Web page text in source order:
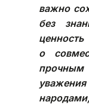
важно
без
о
прочным